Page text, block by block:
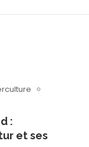
:
et ses